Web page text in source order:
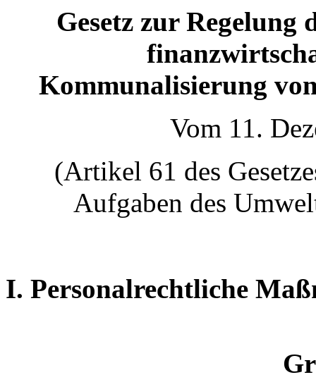
Gesetz zur Regelung
Kommunalisierung
Vom 11.
(Artikel 61 des
Aufgaben des
I. Personalrechtliche